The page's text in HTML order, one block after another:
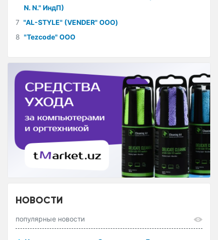
N. N." ИндП)
7 "AL-STYLE" (VENDER" ООО)
8 "Tezcode" ООО
НОВОСТИ
популярные новости